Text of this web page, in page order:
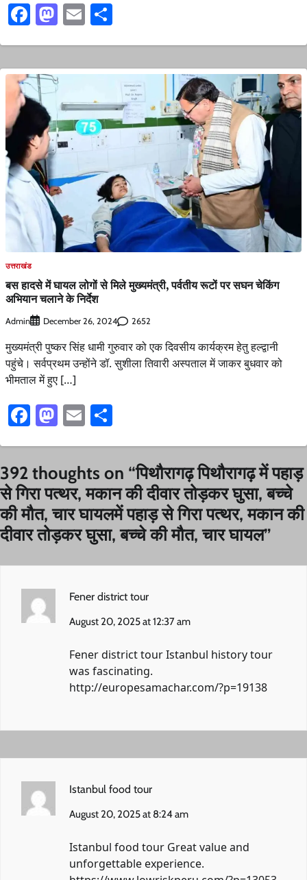
Facebook
Mastodon
Email
उत्तराखंड
बस हादसे में घायल लोगों से मिले मुख्यमंत्री, पर्वतीय रूटों पर सघन चेकिंग
अभियान चलाने के निर्देश
Admin December 26, 2024 2652
मुख्यमंत्री पुष्कर सिंह धामी गुरुवार को एक दिवसीय कार्यक्रम हेतु हल्द्वानी
पहुंचे। सर्वप्रथम उन्होंने डॉ. सुशीला तिवारी अस्पताल में जाकर बुधवार को
भीमताल में हुए […]
Facebook
Mastodon
Email
392 thoughts on “पिथौरागढ़ पिथौरागढ़ में पहाड़
से गिरा पत्थर, मकान की दीवार तोड़कर घुसा, बच्चे
की मौत, चार घायलमें पहाड़ से गिरा पत्थर, मकान की
दीवार तोड़कर घुसा, बच्चे की मौत, चार घायल”
Fener district tour
August 20, 2025 at 12:37 am
Fener district tour Istanbul history tour
was fascinating.
http://europesamachar.com/?p=19138
Istanbul food tour
August 20, 2025 at 8:24 am
Istanbul food tour Great value and
unforgettable experience.